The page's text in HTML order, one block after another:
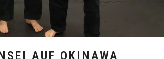
AUF OKINAWA